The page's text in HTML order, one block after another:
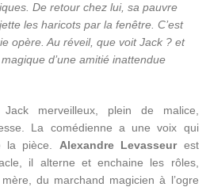
De retour chez lui, sa pauvre
les haricots par la fenêtre. C’est
opère. Au réveil, que voit Jack ? et
d’une amitié inattendue
merveilleux, plein de malice,
La comédienne a une voix qui
la pièce. Alexandre Levasseurest
il alterne et enchaine les rôles,
du marchand magicien à l’ogre